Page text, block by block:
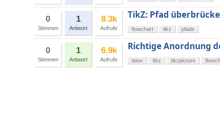
0
Stimmen
1
Antwort
8.3k
Aufrufe
TikZ: Pfad
flowchart tikz pfade
0
Stimmen
1
Antwort
6.9k
Aufrufe
Richtige Anordnung
latex tikz tikzpicture